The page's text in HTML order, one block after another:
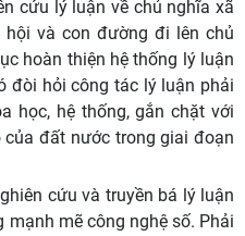
cứu lý luận về chủ nghĩa xã
hội và con đường đi lên chủ
hoàn thiện hệ thống lý luận
đòi hỏi công tác lý luận phải
học, hệ thống, gắn chặt với
đất nước trong giai đoạn
cứu và truyền bá lý luận
mẽ công nghệ số. Phải